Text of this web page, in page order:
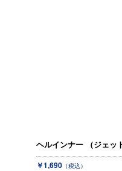
ヘルインナー （ジェッ
￥1,690 （税込）